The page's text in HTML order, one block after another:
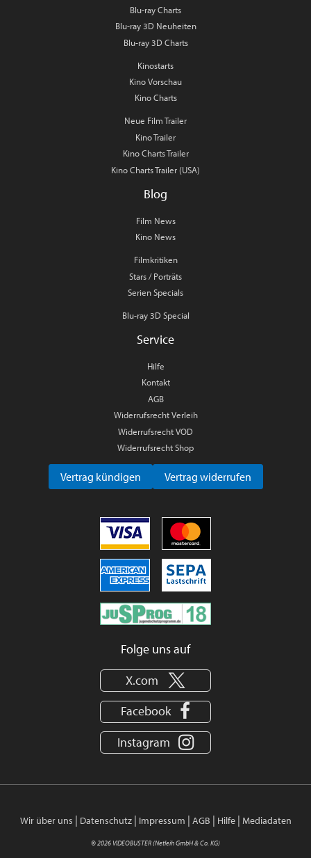
Blu-ray Charts
Blu-ray 3D Neuheiten
Blu-ray 3D Charts
Kinostarts
Kino Vorschau
Kino Charts
Neue Film Trailer
Kino Trailer
Kino Charts Trailer
Kino Charts Trailer (USA)
Blog
Film News
Kino News
Filmkritiken
Stars / Porträts
Serien Specials
Blu-ray 3D Special
Service
Hilfe
Kontakt
AGB
Widerrufsrecht Verleih
Widerrufsrecht VOD
Widerrufsrecht Shop
Vertrag kündigen Vertrag widerrufen
Folge uns auf
X.com
Facebook
Instagram
Wir über uns | Datenschutz| Impressum | AGB | Hilfe| Mediadaten
© 2026 VIDEOBUSTER (Netleih GmbH & Co. KG)